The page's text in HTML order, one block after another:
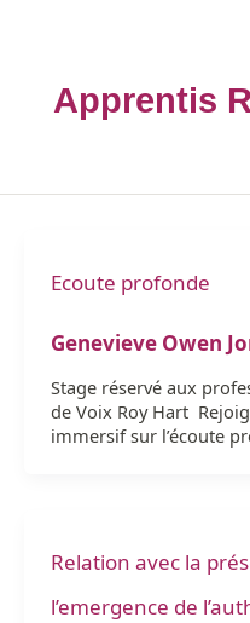
Apprentis
Ecoute profonde
Genevieve Owen
Stage réservé aux
de Voix Roy Hart
immersif sur l’écoute
Relation avec la
l’emergence de